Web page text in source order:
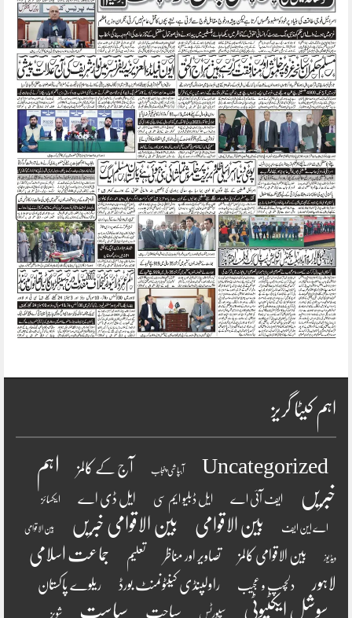
اہم کیٹا گریز
Uncategorized آبپاشی پنجاب آج کے کالمز
اہم
خبریں
ایف آئی اے ایل ڈبلیو ایم سی ایل ڈی اے ایکسائز
اے این ایف بین الاقوامی بین الاقوامی خبریں بین الاقوامی
ویڈیوز بین الاقوامی کالمز تصاویر اور مناظر تعلیم
جماعت اسلامی
لاہور
دلچسپ و عجیب راولپنڈی کینٹونمنٹ بورڈ ریلوے پاکستان
سوشل ایکٹیوٹی سپورٹس سیاحت سیاست شوبز